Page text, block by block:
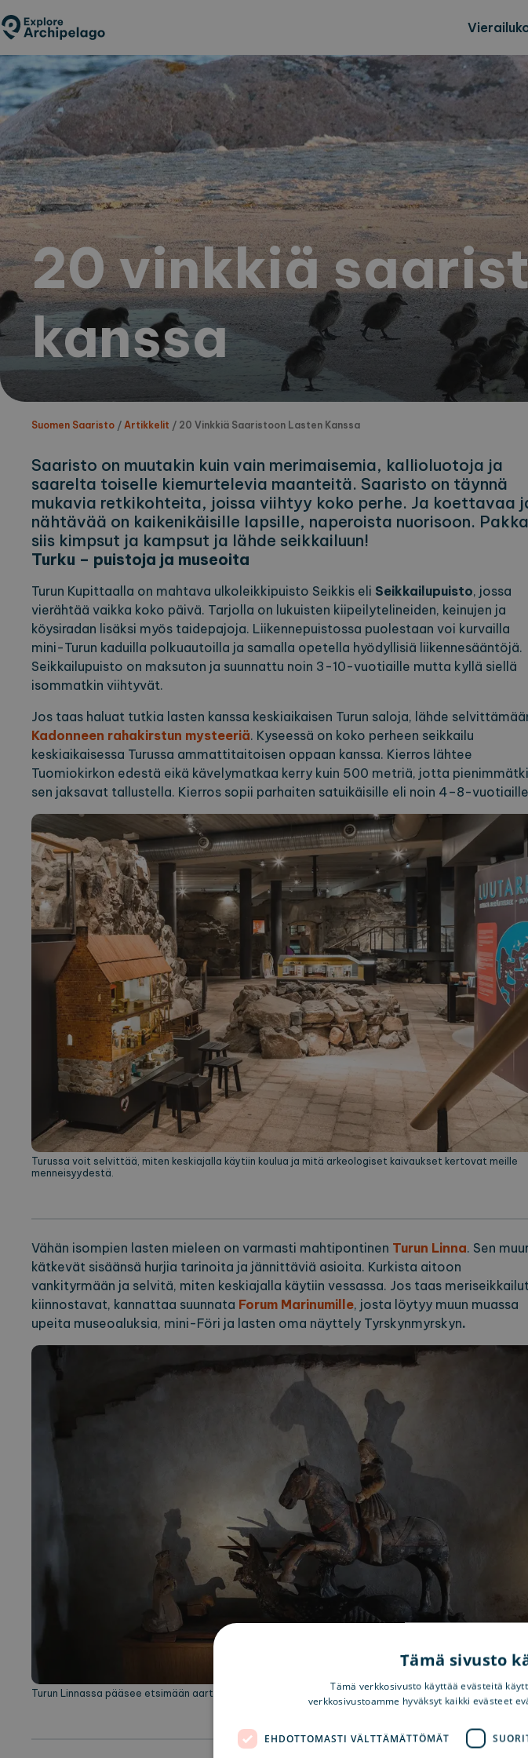
pääsisältöön
20 vinkkiä
kanssa
Suomen Saaristo / Artikkelit / 20 Vinkkiä Saaristoon Lasten Kanssa
Saaristo on muutakin kuin vain merimaisemia, kallioluotoja ja
saarelta toiselle kiemurtelevia maanteitä. Saaristo on täynnä
mukavia retkikohteita, joissa viihtyy koko perhe. Ja koettavaa
nähtävää on kaikenikäisille lapsille, naperoista nuorisoon.
siis kimpsut ja kampsut ja lähde seikkailuun!
Turku – puistoja ja museoita
Turun Kupittaalla on mahtava ulkoleikkipuisto Seikkis eli Seikkailupuisto, jossa
vierähtää vaikka koko päivä. Tarjolla on lukuisten kiipeilytelineiden, keinujen ja
köysiradan lisäksi myös taidepajoja. Liikennepuistossa puolestaan voi kurvailla
mini-Turun kaduilla polkuautoilla ja samalla opetella hyödyllisiä liikennesääntöjä.
Seikkailupuisto on maksuton ja suunnattu noin 3-10-vuotiaille mutta kyllä siellä
isommatkin viihtyvät.
Jos taas haluat tutkia lasten kanssa keskiaikaisen Turun saloja, lähde
Kadonneen rahakirstun mysteeriä. Kyseessä on koko perheen seikkailu
keskiaikaisessa Turussa ammattitaitoisen oppaan kanssa. Kierros lähtee
Tuomiokirkon edestä eikä kävelymatkaa kerry kuin 500 metriä, jotta
sen jaksavat tallustella. Kierros sopii parhaiten satuikäisille eli noin 4–8-
Turussa voit selvittää, miten keskiajalla käytiin koulua ja mitä arkeologiset kaivaukset kertovat meille
menneisyydestä.
Vähän isompien lasten mieleen on varmasti mahtipontinen Turun Linna. Sen
kätkevät sisäänsä hurjia tarinoita ja jännittäviä asioita. Kurkista aitoon
vankityrmään ja selvitä, miten keskiajalla käytiin vessassa. Jos taas
kiinnostavat, kannattaa suunnata Forum Marinumille, josta löytyy muun muassa
upeita museoaluksia, mini-Föri ja lasten oma näyttely Tyrskynmyrskyn.
Turun Linnassa pääsee etsimään aarteita ja kuulemaan jännittäviä tarinoita ritareiden elämästä.
Tämä sivusto
Tämä verkkosivusto käyttää evästeitä
verkkosivustoamme hyväksyt kaikki evästeet
EHDOTTOMASTI VÄLTTÄMÄTTÖMÄT